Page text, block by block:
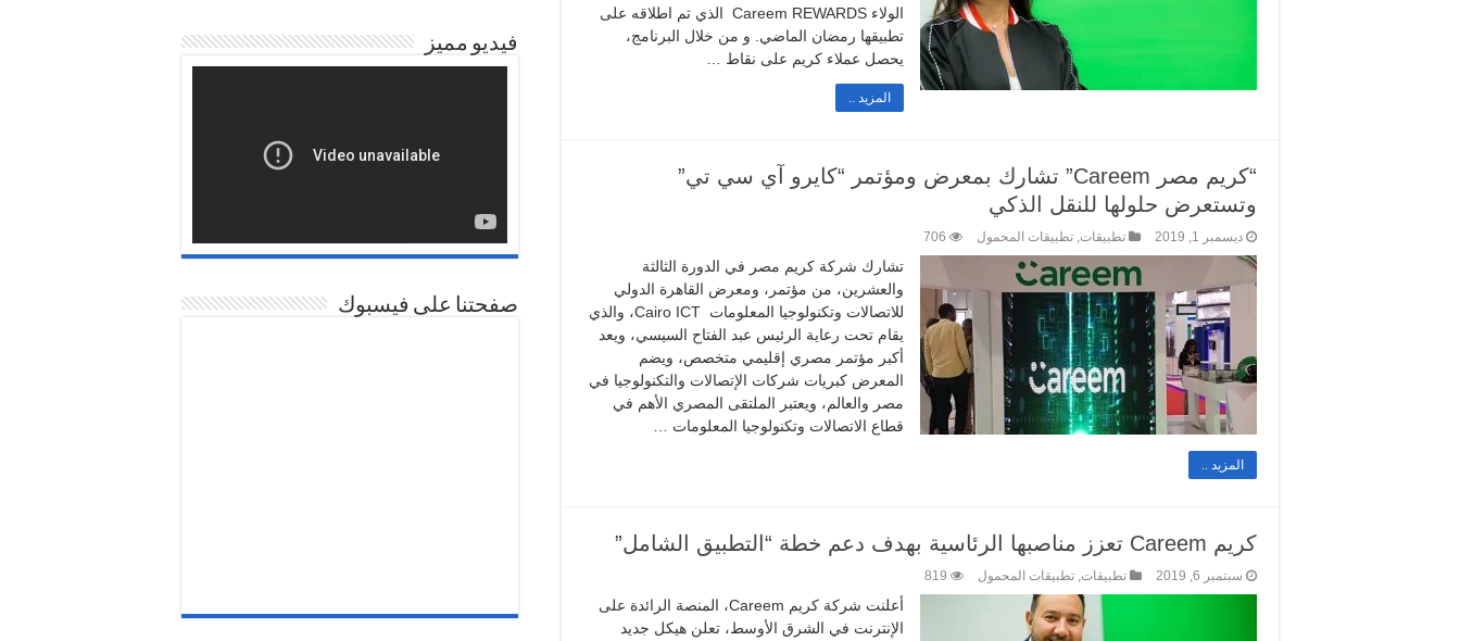
الولاء Careem REWARDS الذي تم اطلاقه على
تطبيقها رمضان الماضي. و من خلال البرنامج،
يحصل عملاء كريم على نقاط …
المزيد ..
“كريم مصر Careem” تشارك بمعرض ومؤتمر “كايرو آي سي تي”
وتستعرض حلولها للنقل الذكي
ديسمبر 1, 2019 تطبيقات, تطبيقات المحمول 706
تشارك شركة كريم مصر في الدورة الثالثة
والعشرين، من مؤتمر، ومعرض القاهرة الدولي
للاتصالات وتكنولوجيا المعلومات Cairo ICT، والذي
يقام تحت رعاية الرئيس عبد الفتاح السيسي، ويعد
أكبر مؤتمر مصري إقليمي متخصص، ويضم
المعرض كبريات شركات الإتصالات والتكنولوجيا في
مصر والعالم، ويعتبر الملتقى المصري الأهم في
قطاع الاتصالات وتكنولوجيا المعلومات …
المزيد ..
كريم Careem تعزز مناصبها الرئاسية بهدف دعم خطة “التطبيق الشامل”
سبتمبر 6, 2019 تطبيقات, تطبيقات المحمول 819
أعلنت شركة كريم Careem، المنصة الرائدة على
الإنترنت في الشرق الأوسط، تعلن هيكل جديد
فيديو مميز
صفحتنا على فيسبوك